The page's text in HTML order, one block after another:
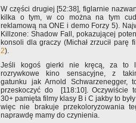
W części drugiej [52:38], figlarnie
kilka o tym, w co można na tym
reklamową na ONE i demo Forzy 5).
Killzone: Shadow Fall, pokazującej
konsoli dla graczy (Michał zrzucił
2).
Jeśli kogoś gierki nie kręcą, za to
rozrywkowe kino sensacyjne, z
gatunku jak Arnold Schwarzenegger,
przeskoczyć do [118:10]. Oczywiście
30+ pamięta filmy klasy B i C jakby to
więc nie brakuje przekoloryzowania
naprawdę mamy do czynienia.